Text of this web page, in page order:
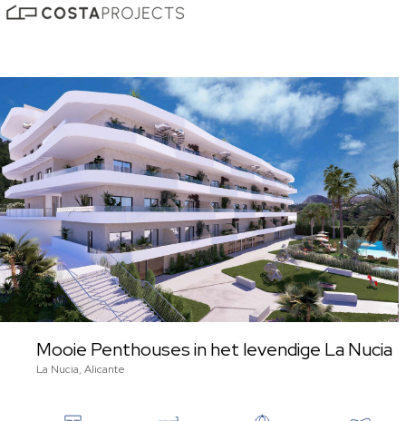
Mooie Penthouses in het levendige La Nucia
La Nucia, Alicante